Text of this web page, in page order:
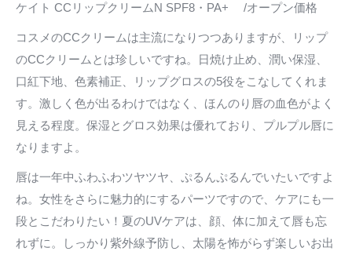
ケイト CCリップクリームN SPF8・PA+ /オープン価格
コスメのCCクリームは主流になりつつありますが、リップ
のCCクリームとは珍しいですね。日焼け止め、潤い保湿、
口紅下地、色素補正、リップグロスの5役をこなしてくれま
す。激しく色が出るわけではなく、ほんのり唇の血色がよく
見える程度。保湿とグロス効果は優れており、プルプル唇に
なりますよ。
唇は一年中ふわふわツヤツヤ、ぷるんぷるんでいたいですよ
ね。女性をさらに魅力的にするパーツですので、ケアにも一
段とこだわりたい！夏のUVケアは、顔、体に加えて唇も忘
れずに。しっかり紫外線予防し、太陽を怖がらず楽しいお出